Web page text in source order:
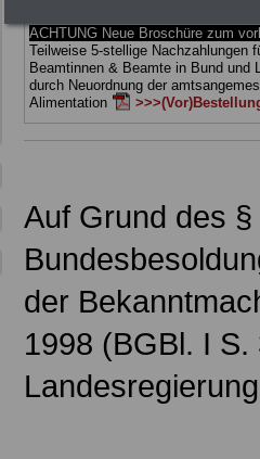
ACHTUNG Neue Broschüre zum
Teilweise 5-stellige Nachzahlungen
Beamtinnen & Beamte in Bund und
durch Neuordnung der
Alimentation
Auf Grund des
der
1998 (BGBl. I